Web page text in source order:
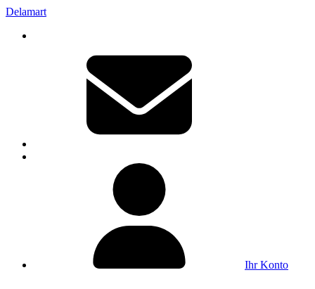
Delamart
Ihr Konto